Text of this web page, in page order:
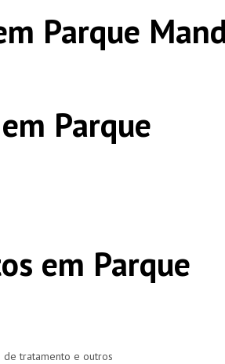
Parque
Parque
em Parque
tratamento e outros